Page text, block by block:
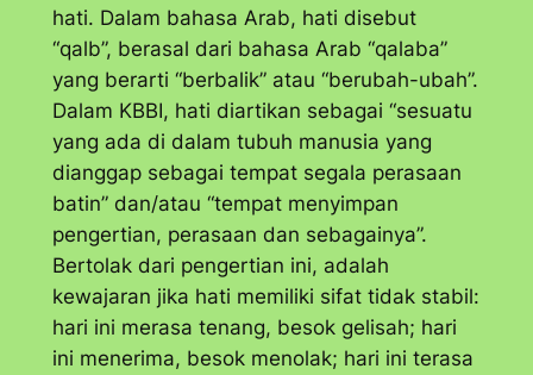
hati. Dalam bahasa Arab, hati disebut
“qalb”, berasal dari bahasa Arab “qalaba”
yang berarti “berbalik” atau “berubah-ubah”.
Dalam KBBI, hati diartikan sebagai “sesuatu
yang ada di dalam tubuh manusia yang
dianggap sebagai tempat segala perasaan
batin” dan/atau “tempat menyimpan
pengertian, perasaan dan sebagainya”.
Bertolak dari pengertian ini, adalah
kewajaran jika hati memiliki sifat tidak stabil:
hari ini merasa tenang, besok gelisah; hari
ini menerima, besok menolak; hari ini terasa